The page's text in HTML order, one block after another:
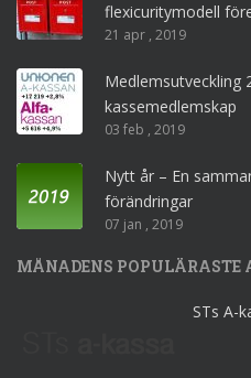
flexicuritymodell
21 apr , 2019
Medlemsutveckling
kassemedlemskap
03 feb , 2019
Nytt år – En
förändringar
07 jan , 2019
MÅNADENS POPULÄRASTE
STs A-